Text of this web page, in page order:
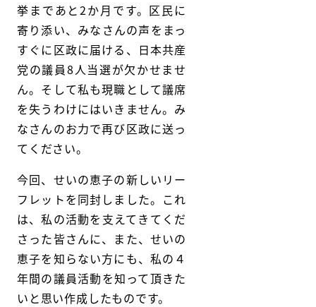
挙まであと2か月です。区民に
寄り添い、みなさんの声をまっ
すぐに区政に届ける、日本共産
党の議員8人当選が欠かせませ
ん。そして私も現職として議席
を失うわけにはいきません。み
なさんのお力で再び区政に送っ
てください。
今回、せいの恵子の新しいリー
フレットを同封しました。これ
は、私の活動を支えてきてくだ
さった皆さんに、また、せいの
恵子を知らない方にも、私の４
年間の議員活動を知って頂きた
いと思い作成したものです。